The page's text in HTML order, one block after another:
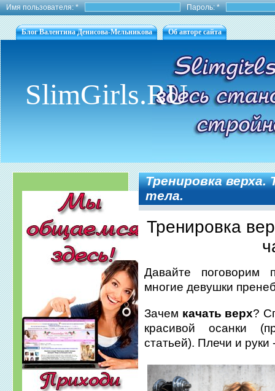
Имя пользователя:* Пароль:*
Блог Валентина Денисова-Мельникова Об авторе сайта
SlimGirls.RU
Тренировка верха.
тела.
Тренировка
Давайте
многие девушки
Зачем качать верх?
красивой осанки
статьей). Плечи и руки